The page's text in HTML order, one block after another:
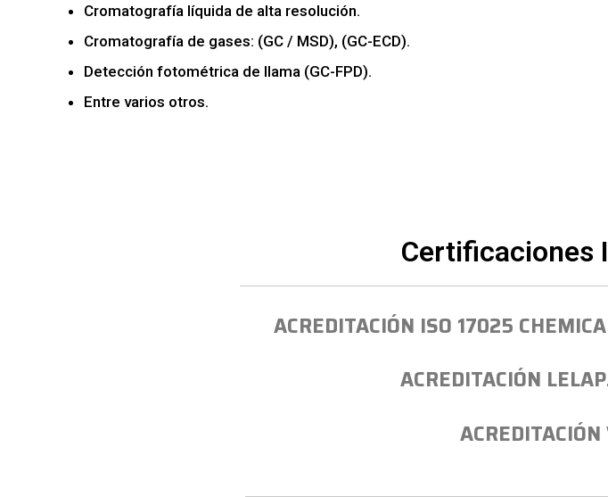
Cromatografía líquida de alta resolución.
Cromatografía de gases: (GC / MSD), (GC-ECD).
Detección fotométrica de llama (GC-FPD).
Entre varios otros.
Certificaciones
ACREDITACIÓN ISO 17025
ACREDITACIÓN